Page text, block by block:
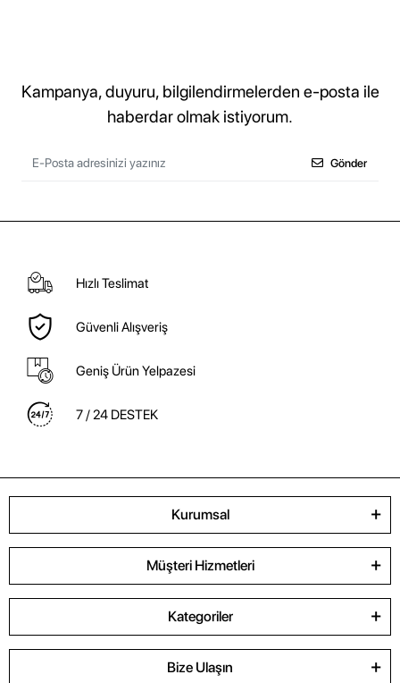
Kampanya, duyuru, bilgilendirmelerden e-posta ile
haberdar olmak istiyorum.
Gönder
Hızlı Teslimat
Güvenli Alışveriş
Geniş Ürün Yelpazesi
7 / 24 DESTEK
Kurumsal
Müşteri Hizmetleri
Kategoriler
Bize Ulaşın